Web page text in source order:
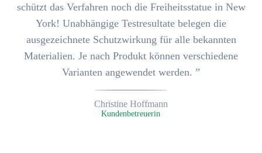
schützt das Verfahren noch die Freiheitsstatue in New
York! Unabhängige Testresultate belegen die
ausgezeichnete Schutzwirkung für alle bekannten
Materialien. Je nach Produkt können verschiedene
Varianten angewendet werden. ”
Christine Hoffmann
Kunden­betreuerin